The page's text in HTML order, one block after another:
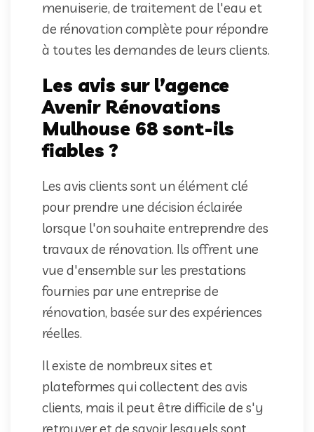
menuiserie, de traitement de l'eau et
de rénovation complète pour répondre
à toutes les demandes de leurs clients.
Les avis sur l’agence
Avenir Rénovations
Mulhouse 68 sont-ils
fiables ?
Les avis clients sont un élément clé
pour prendre une décision éclairée
lorsque l'on souhaite entreprendre des
travaux de rénovation. Ils offrent une
vue d'ensemble sur les prestations
fournies par une entreprise de
rénovation, basée sur des expériences
réelles.
Il existe de nombreux sites et
plateformes qui collectent des avis
clients, mais il peut être difficile de s'y
retrouver et de savoir lesquels sont